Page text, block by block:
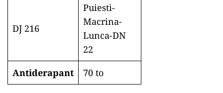
DJ 216
Puiesti-
Macrina-
Lunca-DN
22
Antiderapant
70 to